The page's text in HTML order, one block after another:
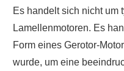
Es handelt sich nicht um
Lamellenmotoren. Es
Form eines Gerotor-
wurde, um eine